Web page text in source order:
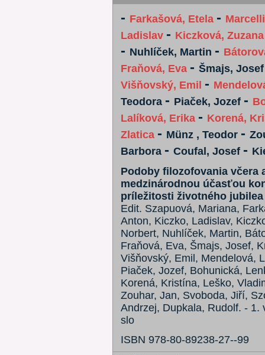
- Farkašová, Etela -
Ladislav - Kiczková, Zuzana
- Nuhlíček, Martin -
Fraňová, Eva - Šmajs, Josef
Višňovský, Emil -
Teodora - Piaček, Jozef -
Lalíková, Erika - Korená,
Zlatica - Münz , Teodor -
Barbora - Coufal, Josef -
Podoby filozofovania včera
medzinárodnou účasťou
príležitosti životného
Edit. Szapuová, Mariana,
Anton, Kiczko, Ladislav,
Norbert, Nuhlíček, Martin,
Fraňová, Eva, Šmajs, Josef,
Višňovský, Emil, Mendelová,
Piaček, Jozef, Bohunická,
Korená, Kristína, Leško,
Zouhar, Jan, Svoboda, Jiří,
Andrzej, Dupkala, Rudolf. -
slo
ISBN 978-80-89238-27--99